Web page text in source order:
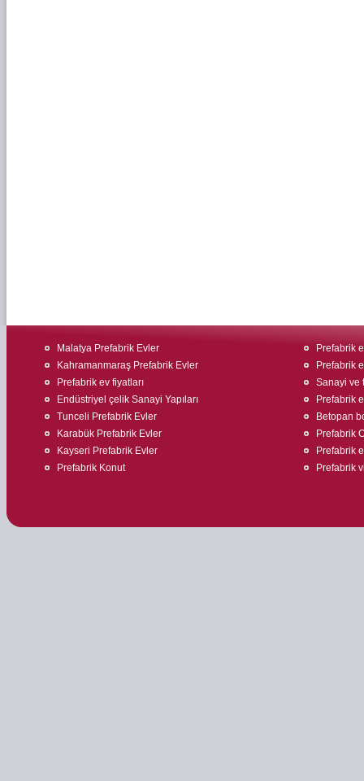
Malatya Prefabrik Evler
Kahramanmaraş Prefabrik Evler
Prefabrik ev fiyatları
Endüstriyel çelik Sanayi Yapıları
Tunceli Prefabrik Evler
Karabük Prefabrik Evler
Kayseri Prefabrik Evler
Prefabrik Konut
Prefabrik
Prefabrik
Sanayi ve
Prefabrik
Betopan
Prefabrik
Prefabrik
Prefabrik